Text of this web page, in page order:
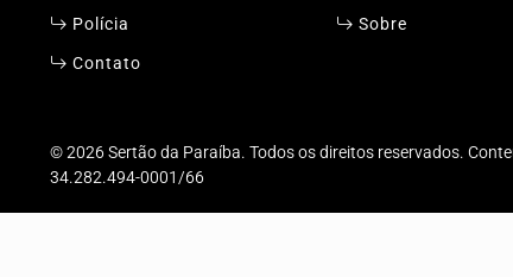
Polícia
Sobre
Contato
© 2026 Sertão da Paraíba. Todos os direitos reservados.
34.282.494-0001/66
Termos de Uso e Privacidade
Esse site utiliza cookies para melhorar sua
com nossos Termos de Uso e Privacidade.